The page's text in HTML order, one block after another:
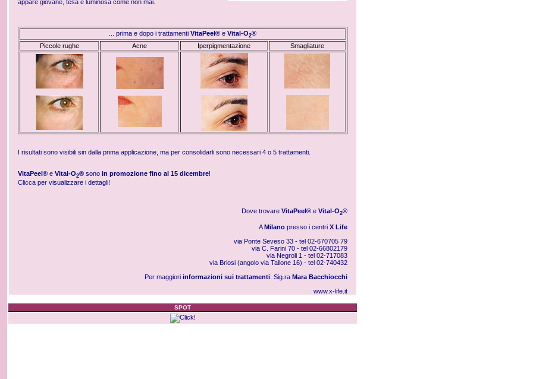
appare giovane, tesa e luminosa come non mai.
... prima e dopo i trattamenti VitaPeel® e Vital-O2®
Piccole rughe
Acne Iperpigmentazione Smagliature
I risultati sono visibili sin dalla prima applicazione, ma per consolidarli sono necessari 4 o 5 trattamenti.
VitaPeel® e Vital-O2® sono in promozione fino al 15 dicembre!
Clicca per visualizzare i dettagli!
Dove trovare VitaPeel® e Vital-O2®
AMilano presso i centri X Life
via Ponte Seveso 33 - tel 02-670705 79
via C. Farini 70 - tel 02-66802179
via Negroli 1 - tel 02-717083
via Briosi (angolo via Tallone 16) - tel 02-740432
Per maggiori informazioni sui trattamenti: Sig.ra Mara Bacchiocchi
www.x-life.it
SPOT